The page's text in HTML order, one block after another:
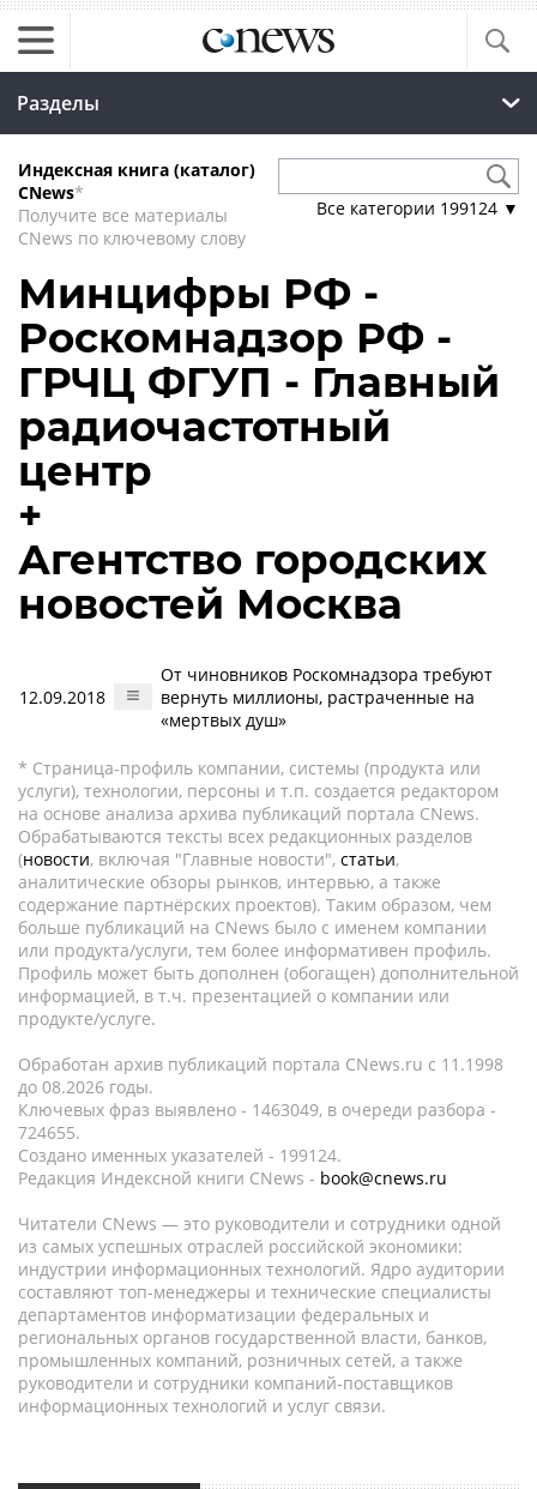
Разделы
Индексная книга (каталог)
CNews*
Получите все материалы
CNews по ключевому слову
Все категории 199124 ▼
Минцифры РФ -
Роскомнадзор РФ -
ГРЧЦ ФГУП - Главный
радиочастотный
центр
+
Агентство городских
новостей Москва
12.09.2018
От чиновников Роскомнадзора требуют
вернуть миллионы, растраченные на
«мертвых душ»
* Страница-профиль компании, системы (продукта или
услуги), технологии, персоны и т.п. создается редактором
на основе анализа архива публикаций портала CNews.
Обрабатываются тексты всех редакционных разделов
(новости, включая "Главные новости", статьи,
аналитические обзоры рынков, интервью, а также
содержание партнёрских проектов). Таким образом, чем
больше публикаций на CNews было с именем компании
или продукта/услуги, тем более информативен профиль.
Профиль может быть дополнен (обогащен) дополнительной
информацией, в т.ч. презентацией о компании или
продукте/услуге.
Обработан архив публикаций портала CNews.ru c 11.1998
до 08.2026 годы.
Ключевых фраз выявлено - 1463049, в очереди разбора -
724655.
Создано именных указателей - 199124.
Редакция Индексной книги CNews - book@cnews.ru
Читатели CNews — это руководители и сотрудники одной
из самых успешных отраслей российской экономики:
индустрии информационных технологий. Ядро аудитории
составляют топ-менеджеры и технические специалисты
департаментов информатизации федеральных и
региональных органов государственной власти, банков,
промышленных компаний, розничных сетей, а также
руководители и сотрудники компаний-поставщиков
информационных технологий и услуг связи.